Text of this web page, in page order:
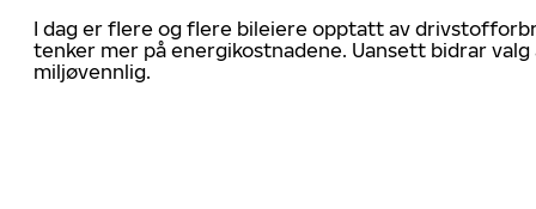
I dag er flere og flere bileiere opptatt av
tenker mer på energikostnadene. Uansett bidrar
miljøvennlig.